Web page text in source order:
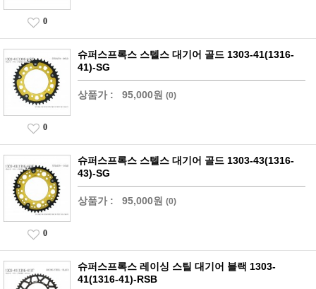
0
슈퍼스프록스 스텔스 대기어 골드 1303-41(1316-
41)-SG
상품가 : 95,000원 (0)
0
슈퍼스프록스 스텔스 대기어 골드 1303-43(1316-
43)-SG
상품가 : 95,000원 (0)
0
슈퍼스프록스 레이싱 스틸 대기어 블랙 1303-
41(1316-41)-RSB